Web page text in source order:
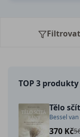
Filtrovat
TOP 3
Tělo
Bessel
370 Kč